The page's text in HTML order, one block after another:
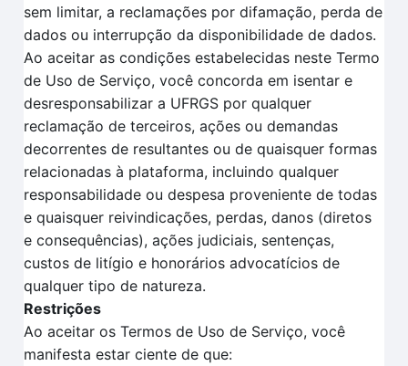
sem limitar, a reclamações por difamação, perda de
dados ou interrupção da disponibilidade de dados.
Ao aceitar as condições estabelecidas neste Termo
de Uso de Serviço, você concorda em isentar e
desresponsabilizar a UFRGS por qualquer
reclamação de terceiros, ações ou demandas
decorrentes de resultantes ou de quaisquer formas
relacionadas à plataforma, incluindo qualquer
responsabilidade ou despesa proveniente de todas
e quaisquer reivindicações, perdas, danos (diretos
e consequências), ações judiciais, sentenças,
custos de litígio e honorários advocatícios de
qualquer tipo de natureza.
Restrições
Ao aceitar os Termos de Uso de Serviço, você
manifesta estar ciente de que: